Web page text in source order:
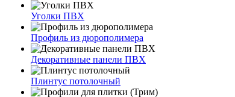
Уголки ПВХ
Профиль из дюрополимера
Декоративные панели ПВХ
Плинтус потолочный